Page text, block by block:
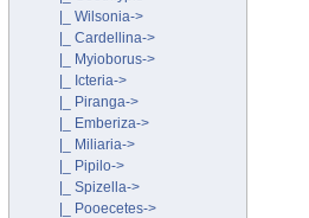
|_ Wilsonia->
|_ Cardellina->
|_ Myioborus->
|_ Icteria->
|_ Piranga->
|_ Emberiza->
|_ Miliaria->
|_ Pipilo->
|_ Spizella->
|_ Pooecetes->